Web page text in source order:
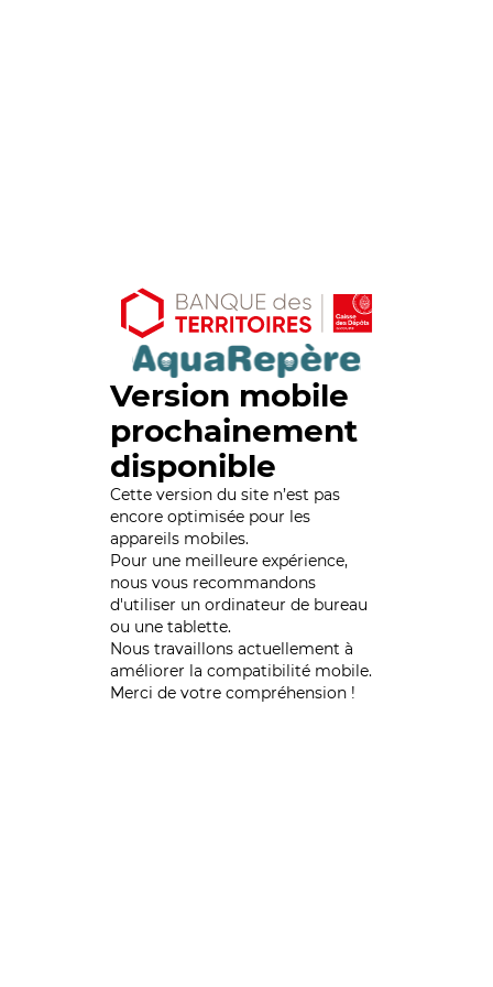
Version mobile
prochainement
disponible
Cette version du site n’est pas
encore optimisée pour les
appareils mobiles.
Pour une meilleure expérience,
nous vous recommandons
d'utiliser un ordinateur de bureau
ou une tablette.
Nous travaillons actuellement à
améliorer la compatibilité mobile.
Merci de votre compréhension !